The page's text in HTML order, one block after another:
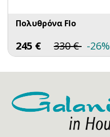
Πολυθρόνα Flo
245 € 330€ -26%